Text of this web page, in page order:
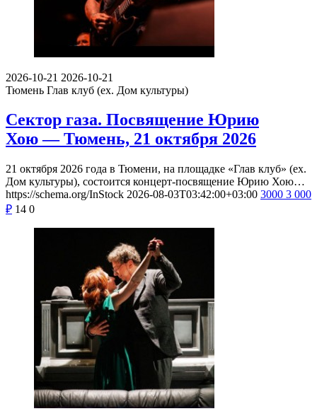
2026-10-21 2026-10-21
Тюмень Глав клуб (ex. Дом культуры)
Сектор газа. Посвящение Юрию
Хою — Тюмень, 21 октября 2026
21 октября 2026 года в Тюмени, на площадке «Глав клуб» (ex.
Дом культуры), состоится концерт-посвящение Юрию Хою…
https://schema.org/InStock 2026-08-03T03:42:00+03:00 3000 3 000
₽ 14 0